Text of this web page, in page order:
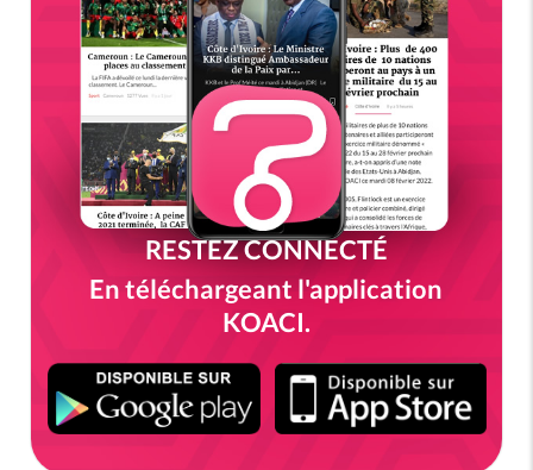
RESTEZ CONNECTÉ
En téléchargeant l'application
KOACI.